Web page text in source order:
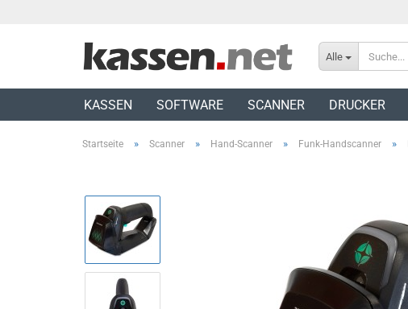
Alle
KASSEN SOFTWARE SCANNER DRUCKER
Startseite » Scanner » Hand-Scanner » Funk-Handscanner »